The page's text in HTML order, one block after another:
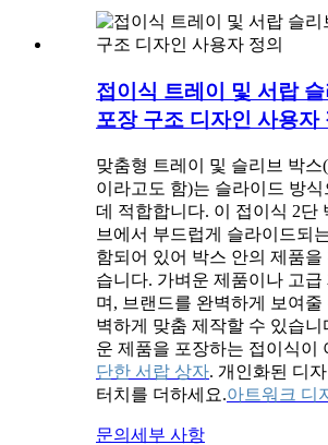
접이식 트레이 및 서랍
포장 구조 디자인 사용자
맞춤형 트레이 및 슬리브 박스
이라고도 함)는 슬라이드 방
데 적합합니다. 이 접이식 2단
브에서 부드럽게 슬라이드되
함되어 있어 박스 안의 제품을
습니다. 가벼운 제품이나 고
며, 브랜드를 완벽하게 보여줄
벽하게 맞춤 제작할 수 있습니
운 제품을 포장하는 접이식이
단한 서랍 상자. 개인화된 디
터치를 더하세요.아트워크 디
문의 세부 사항